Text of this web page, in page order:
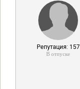
Репутация: 157
В отпуске